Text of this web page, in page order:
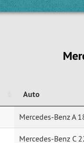
Auto
Auto
Mercedes-Benz A
Mercedes-Benz C